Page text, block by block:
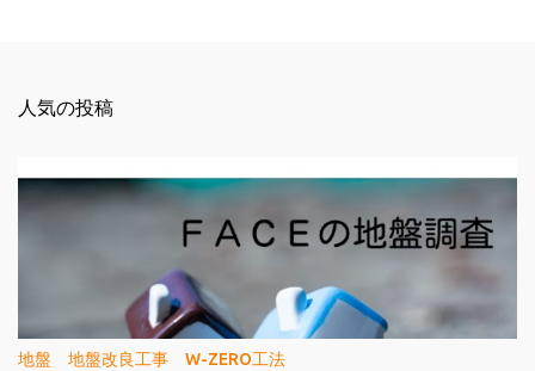
人気の投稿
地盤 地盤改良工事 W-ZERO工法